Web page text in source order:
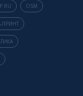
OSM
ПРИНТ